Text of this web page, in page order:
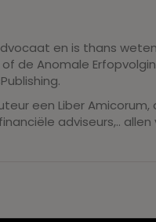
en is thans
de Anomale
een Liber
adviseurs,..